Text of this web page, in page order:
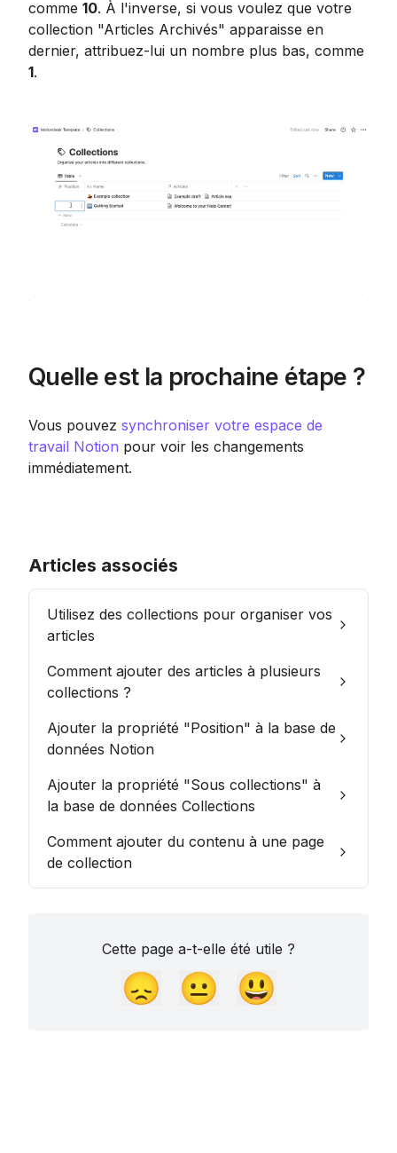
comme 10. À l'inverse, si vous voulez que votre
collection "Articles Archivés" apparaisse en
dernier, attribuez-lui un nombre plus bas, comme
1.
Quelle est la prochaine étape ?
Vous pouvez synchroniser votre espace de
travail Notion pour voir les changements
immédiatement.
Articles associés
Utilisez des collections pour organiser vos
articles
Comment ajouter des articles à plusieurs
collections ?
Ajouter la propriété "Position" à la base de
données Notion
Ajouter la propriété "Sous collections" à
la base de données Collections
Comment ajouter du contenu à une page
de collection
Cette page a-t-elle été utile ?
😞 😐 😃